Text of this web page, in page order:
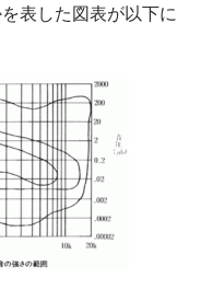
表した図表が以下に